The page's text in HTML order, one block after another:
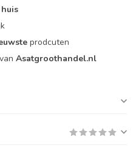
prodcuten
Asatgroothandel.nl